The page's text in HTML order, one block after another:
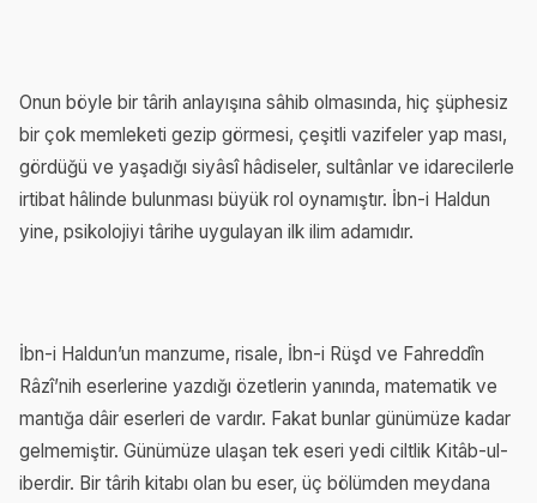
Onun böyle bir târih anlayışına sâhib olmasında, hiç şüphesiz
bir çok memleketi gezip görmesi, çeşitli vazifeler yap ması,
gördüğü ve yaşadığı siyâsî hâdiseler, sultânlar ve idarecilerle
irtibat hâlinde bulunması büyük rol oynamıştır. İbn-i Haldun
yine, psikolojiyi târihe uygulayan ilk ilim adamıdır.
İbn-i Haldun’un manzume, risale, İbn-i Rüşd ve Fahreddîn
Râzî’nih eserlerine yazdığı özetlerin yanında, matematik ve
mantığa dâir eserleri de vardır. Fakat bunlar günümüze kadar
gelmemiştir. Günümüze ulaşan tek eseri yedi ciltlik Kitâb-ul-
iberdir. Bir târih kitabı olan bu eser, üç bölümden meydana